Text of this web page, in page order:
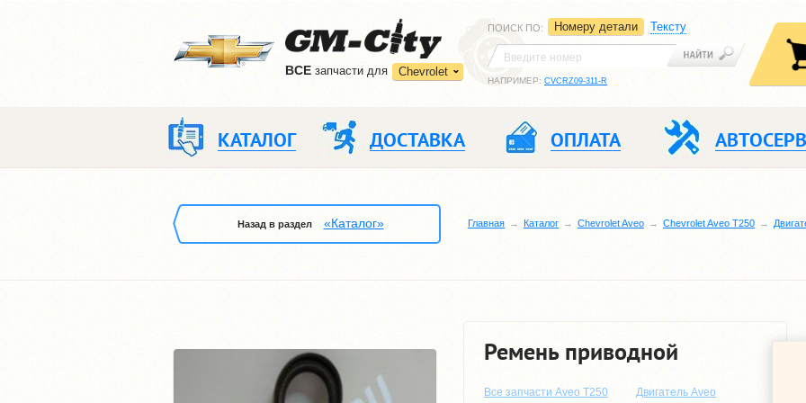
ВCE запчасти для Chevrolet
ПОИСК ПО: Номеру детали Тексту
НАПРИМЕР: CVCRZ09-311-R
КАТАЛОГ ДОСТАВКА ОПЛАТА
Назад в раздел «Каталог» Главная Каталог Chevrolet Aveo Chevrolet Aveo T250
Ремень приводной
Все запчасти Aveo T250
Двигатель Aveo